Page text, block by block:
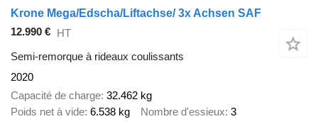
Krone Mega/Edscha/Liftachse/ 3x Achsen SAF
12.990 € HT
Semi-remorque à rideaux coulissants
2020
Capacité de charge 32.462 kg
Poids net à vide 6.538 kg Nombre d'essieux 3